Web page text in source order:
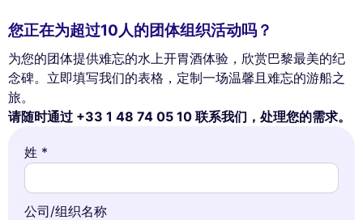
您正在为超过10人的团体组织活动吗？
为您的团体提供难忘的水上开胃酒体验，欣赏巴黎最美的纪
念碑。立即填写我们的表格，定制一场温馨且难忘的游船之
旅。
请随时通过 +33 1 48 74 05 10 联系我们，处理您的需求。
姓 *
公司/组织名称